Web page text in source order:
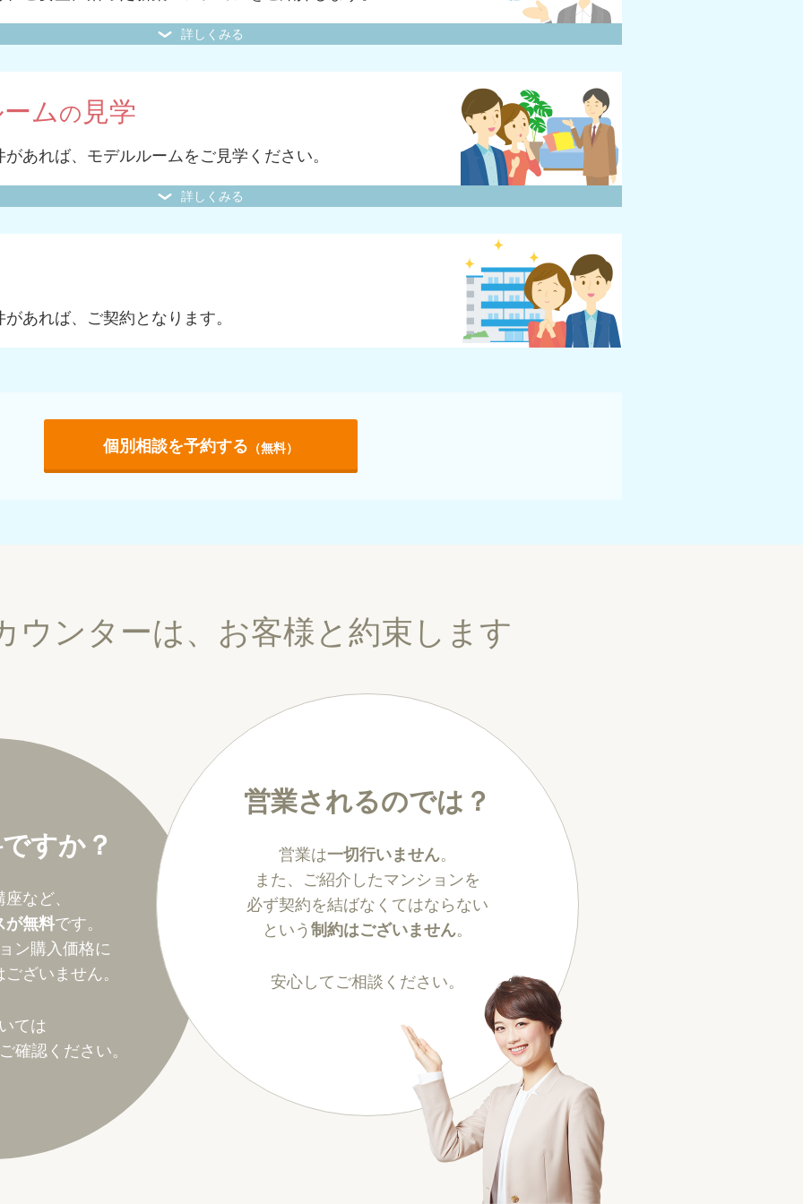
詳しくみる
ムの 見学
あれば、モデルルームをご見学ください。
詳しくみる
あれば、ご契約となります。
個別相談を予約する （無料）
ウンターは、お客様と約束します
すか？
など、
が無料です。
ン購入価格に
ざいません。
ては
確認ください。
営業されるのでは？
営業は一切行いません。
また、ご紹介したマンションを
必ず契約を結ばなくてはならない
という 制約はございません。
安心してご相談ください。